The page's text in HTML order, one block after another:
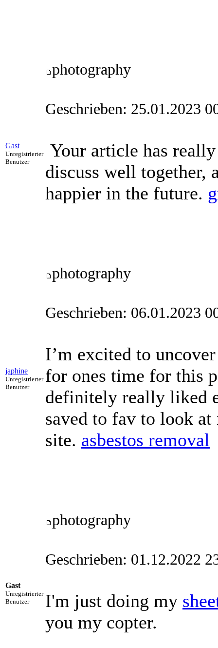
Gast
Unregistrierter
Benutzer
photography
Geschrieben: 25.01.2023
Your article has
discuss well
happier in the future.
japhine
Unregistrierter
Benutzer
photography
Geschrieben: 06.01.2023
I’m excited to
for ones time for this
definitely really liked
saved to fav to look
site. asbestos removal
Gast
Unregistrierter
Benutzer
photography
Geschrieben: 01.12.2022
I'm just doing my
you my copter.